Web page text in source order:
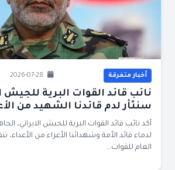
أخبار متفرقة
نائب قائد القوات البرية للجيش
سنثأر لدم قائدنا الشهيد من
أكد نائب قائد القوات البرية للجيش الايراني،
لدماء قائد الأمة وشهدائنا الأعزاء من الأعداء،
العام للقوات...